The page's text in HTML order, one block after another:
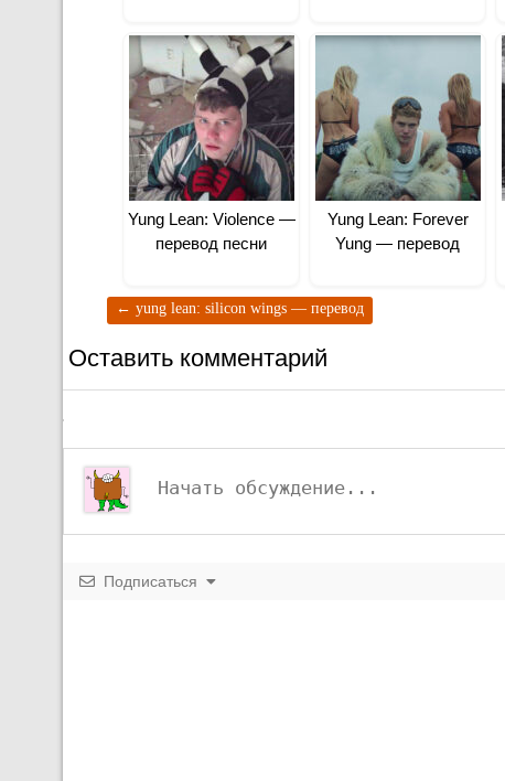
Yung Lean: Violence —
перевод песни
Yung Lean: Forever
Yung — перевод
← yung lean: silicon wings — перевод
Оставить комментарий
Подписаться